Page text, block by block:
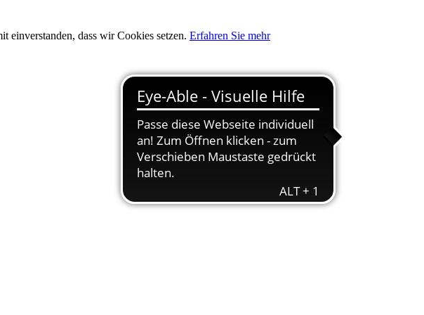
einverstanden, dass wir Cookies setzen. Erfahren Sie mehr